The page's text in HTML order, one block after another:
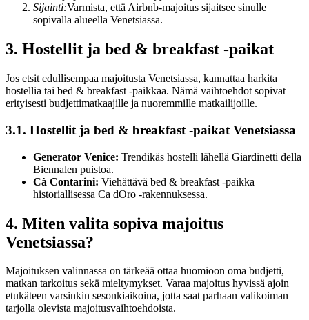
Sijainti:Varmista, että Airbnb-majoitus sijaitsee sinulle
sopivalla alueella Venetsiassa.
3. Hostellit ja bed & breakfast -paikat
Jos etsit edullisempaa majoitusta Venetsiassa, kannattaa harkita
hostellia tai bed & breakfast -paikkaa. Nämä vaihtoehdot sopivat
erityisesti budjettimatkaajille ja nuoremmille matkailijoille.
3.1. Hostellit ja bed & breakfast -paikat Venetsiassa
Generator Venice: Trendikäs hostelli lähellä Giardinetti della
Biennalen puistoa.
Cà Contarini: Viehättävä bed & breakfast -paikka
historiallisessa Ca dOro -rakennuksessa.
4. Miten valita sopiva majoitus
Venetsiassa?
Majoituksen valinnassa on tärkeää ottaa huomioon oma budjetti,
matkan tarkoitus sekä mieltymykset. Varaa majoitus hyvissä ajoin
etukäteen varsinkin sesonkiaikoina, jotta saat parhaan valikoiman
tarjolla olevista majoitusvaihtoehdoista.